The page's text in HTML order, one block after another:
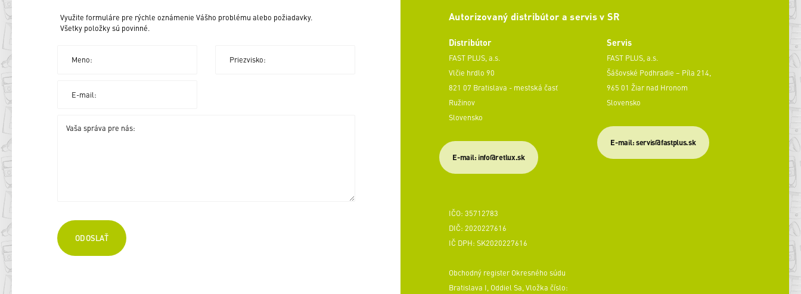
Využite formuláre pre rýchle oznámenie Vášho problému alebo požiadavky.
Všetky položky sú povinné.
Autorizovaný distribútor a servis v SR
Distribútor
FAST PLUS, a.s.
Vlčie hrdlo 90
821 07 Bratislava - mestská časť
Ružinov
Slovensko
E-mail: info@retlux.sk
IČO: 35712783
DIČ: 2020227616
IČ DPH: SK2020227616
Obchodný register Okresného súdu
Bratislava I, Oddiel Sa, Vložka číslo:
Servis
FAST PLUS, a.s.
Šášovské Podhradie – Píla 214,
965 01 Žiar nad Hronom
Slovensko
​E-mail: servis@fastplus.sk